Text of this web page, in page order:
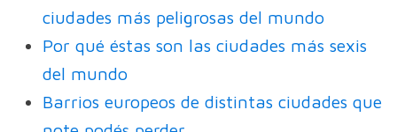
ciudades más peligrosas del mundo
Por qué éstas son las ciudades más sexis
del mundo
Barrios europeos de distintas ciudades que